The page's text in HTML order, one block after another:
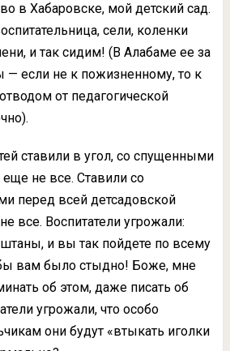
в Хабаровске, мой детский сад.
сели, коленки
и так сидим! (В Алабаме ее за
— если не к пожизненному, то к
от педагогической
ставили в угол, со спущенными
не все. Ставили со
перед всей детсадовской
все. Воспитатели угрожали:
и вы так пойдете по всему
вам было стыдно! Боже, мне
об этом, даже писать об
угрожали, что особо
они будут «втыкать иголки